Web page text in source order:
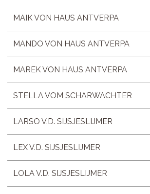
MAIK VON HAUS ANTVERPA
MANDO VON HAUS ANTVERPA
MAREK VON HAUS ANTVERPA
STELLA VOM SCHARWACHTER
LARSO V.D. SIJSJESLIJMER
LEX V.D. SIJSJESLIJMER
LOLA V.D. SIJSJESLIJMER